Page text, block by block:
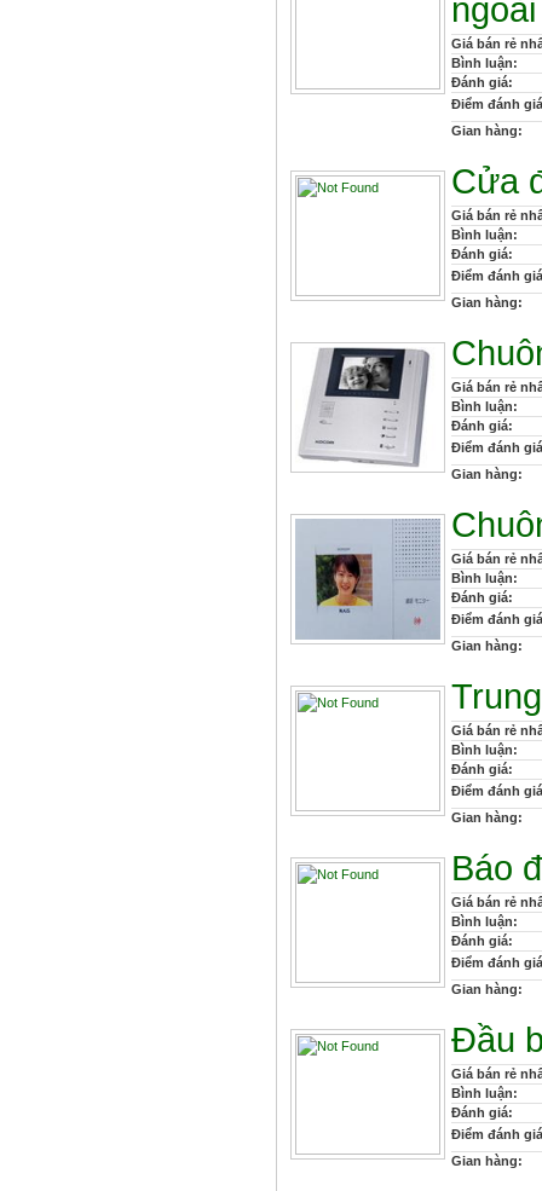
Giá bán rẻ
Bình luận:
Đánh giá:
Điểm đánh
Gian hàng:
Cửa
Giá bán rẻ
Bình luận:
Đánh giá:
Điểm đánh
Gian hàng:
Giá bán rẻ
Bình luận:
Đánh giá:
Điểm đánh
Gian hàng:
Giá bán rẻ
Bình luận:
Đánh giá:
Điểm đánh
Gian hàng:
Giá bán rẻ
Bình luận:
Đánh giá:
Điểm đánh
Gian hàng:
Báo
Giá bán rẻ
Bình luận:
Đánh giá:
Điểm đánh
Gian hàng:
Đầu
Giá bán rẻ
Bình luận:
Đánh giá:
Điểm đánh
Gian hàng: